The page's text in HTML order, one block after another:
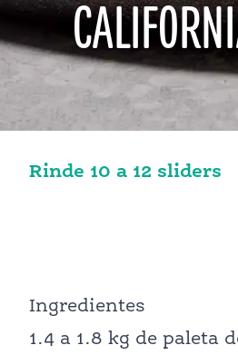
Rinde 10 a 12 sliders
Ingredientes
1.4 a 1.8 kg de paleta